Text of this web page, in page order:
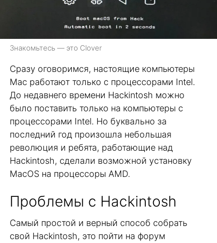
Знакомьтесь — это Clover
Сразу оговоримся, настоящие компьютеры
Mac работают только с процессорами Intel.
До недавнего времени Hackintosh можно
было поставить только на компьютеры с
процессорами Intel. Но буквально за
последний год произошла небольшая
революция и ребята, работающие над
Hackintosh, сделали возможной установку
MacOS на процессоры AMD.
Проблемы с Hackintosh
Самый простой и верный способ собрать
свой Hackintosh, это пойти на форум